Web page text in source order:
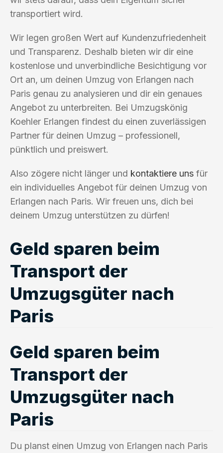
transportiert wird.
Wir legen großen Wert auf Kundenzufriedenheit
und Transparenz. Deshalb bieten wir dir eine
kostenlose und unverbindliche Besichtigung vor
Ort an, um deinen Umzug von Erlangen nach
Paris genau zu analysieren und dir ein genaues
Angebot zu unterbreiten. Bei Umzugskönig
Koehler Erlangen findest du einen zuverlässigen
Partner für deinen Umzug – professionell,
pünktlich und preiswert.
Also zögere nicht länger und kontaktiere uns für
ein individuelles Angebot für deinen Umzug von
Erlangen nach Paris. Wir freuen uns, dich bei
deinem Umzug unterstützen zu dürfen!
Geld sparen beim
Transport der
Umzugsgüter nach
Paris
Geld sparen beim
Transport der
Umzugsgüter nach
Paris
Du planst einen Umzug von Erlangen nach Paris